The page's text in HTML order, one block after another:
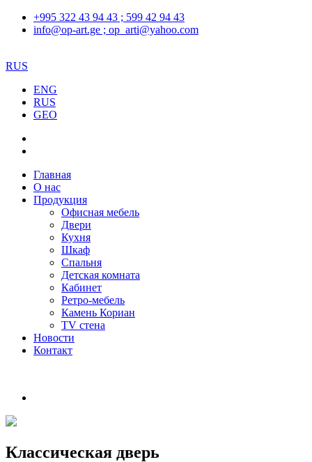
+995 322 43 94 43 ; 599 42 94 43
info@op-art.ge ; op_arti@yahoo.com
RUS
ENG
RUS
GEO
Главная
О нас
Продукция
Офисная мебель
Двери
Кухня
Шкаф
Спальня
Детская комната
Кабинет
Ретро-мебель
Камень Кориан
TV стена
Новости
Контакт
Классическая дверь